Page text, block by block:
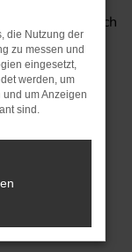
nach
bringen die
mit ein.
und
wir bereits
In
die Nutzung der
zu messen und
eingesetzt,
werden, um
um Anzeigen
sind.